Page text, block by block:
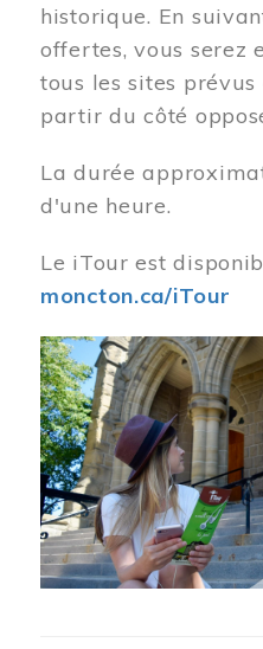
historique. En
offertes, vous serez
tous les sites
partir du côté
La durée
d'une heure.
Le iTour est
moncton.ca/iTour